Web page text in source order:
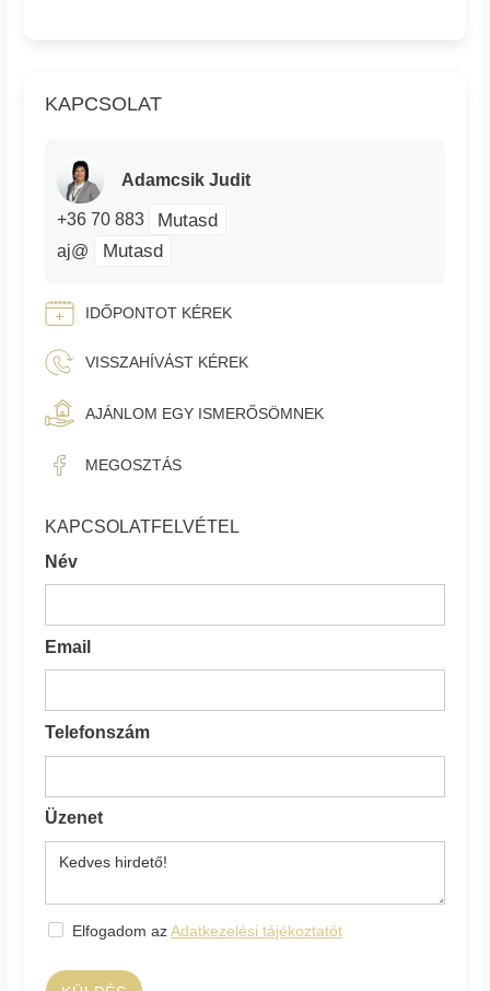
KAPCSOLAT
Adamcsik Judit
+36 70 883 Mutasd
aj@ Mutasd
IDŐPONTOT KÉREK
VISSZAHÍVÁST KÉREK
AJÁNLOM EGY ISMERŐSÖMNEK
MEGOSZTÁS
KAPCSOLATFELVÉTEL
Név
Email
Telefonszám
Üzenet
Elfogadom azAdatkezelési tájékoztatót